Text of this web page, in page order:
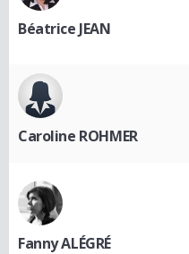
Béatrice JEAN
Caroline ROHMER
Fanny ALÉGRÉ